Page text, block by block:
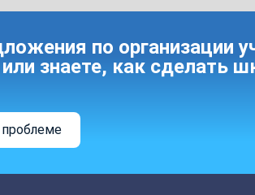
по организации
знаете, как сделать
проблеме